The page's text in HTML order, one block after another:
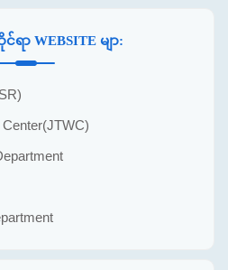
ာ WEBSITE မျာ: